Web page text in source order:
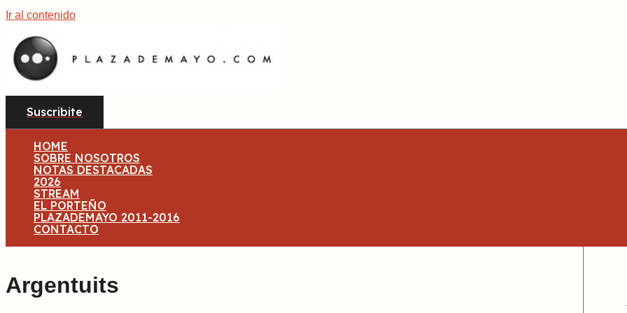
Ir al contenido
Suscribite
HOME
SOBRE NOSOTROS
NOTAS DESTACADAS
2026
STREAM
EL PORTEÑO
PLAZADEMAYO 2011-2016
CONTACTO
Argentuits